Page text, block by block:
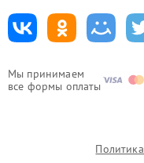
Мы принимаем
все формы оплаты